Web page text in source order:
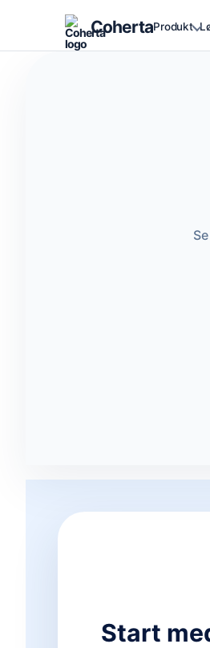
CohertaProdukt
Start